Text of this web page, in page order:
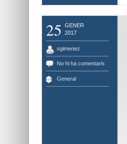
25
GENER
2017
sgimenez
No hi ha comentaris
General